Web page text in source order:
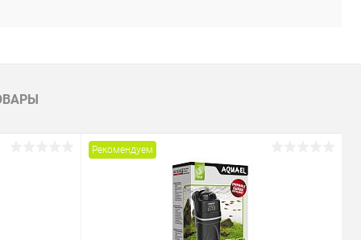
Рекомендуем